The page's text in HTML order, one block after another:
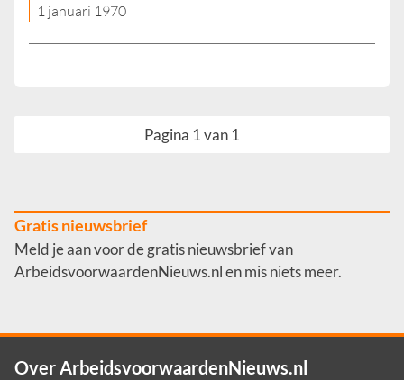
1 januari 1970
Pagina 1 van 1
Gratis nieuwsbrief
Meld je aan voor de gratis nieuwsbrief van
ArbeidsvoorwaardenNieuws.nl en mis niets meer.
Over ArbeidsvoorwaardenNieuws.nl